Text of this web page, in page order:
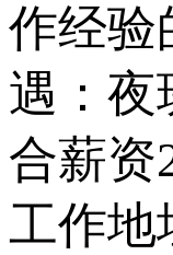
作经验
遇：夜
合薪资
工作地